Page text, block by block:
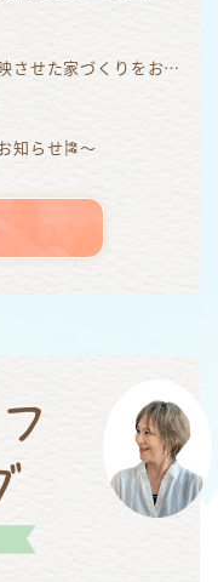
丁寧な打ち合わせでお客様の理想を反映させた家づくりをおこないます
知らせ🎏～